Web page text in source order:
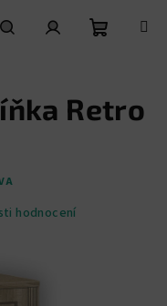
košík
Retro
hodnocení